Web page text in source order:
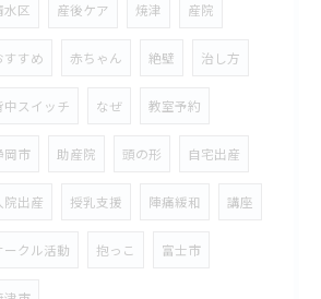
水区 産後ケア 焼津 産院
すすめ 赤ちゃん 絶壁 治し方
中スイッチ なぜ 教室予約
岡市 助産院 頭の形 自宅出産
院出産 授乳支援 陣痛緩和 講座
ークル活動 抱っこ 富士市